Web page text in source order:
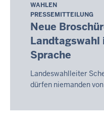
Sonntag,
9.
August
2026
-
08:05
WAHLEN
PRESSEMITTEILUNG
Neue
Landtagswahl
Sprache
Landeswahlleiter
dürfen niemanden